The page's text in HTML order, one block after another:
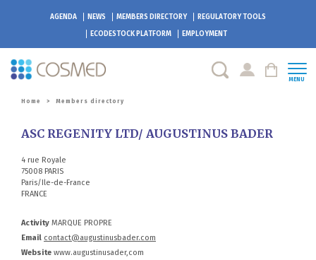
AGENDA NEWS MEMBERS DIRECTORY
REGULATORY TOOLS
ECODESTOCK PLATFORM EMPLOYMENT
MENU
Home > Members directory
ASC REGENITY LTD/ AUGUSTINUS BADER
4 rue Royale
75008 PARIS
Paris/Ile-de-France
FRANCE
Activity MARQUE PROPRE
Email contact@augustinusbader.com
Website www.augustinusader,com